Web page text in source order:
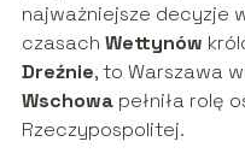
najważniejsze decyzje
czasach Wettynów
Dreźnie, to Warszawa
Wschowapełniła rolę
Rzeczypospolitej.